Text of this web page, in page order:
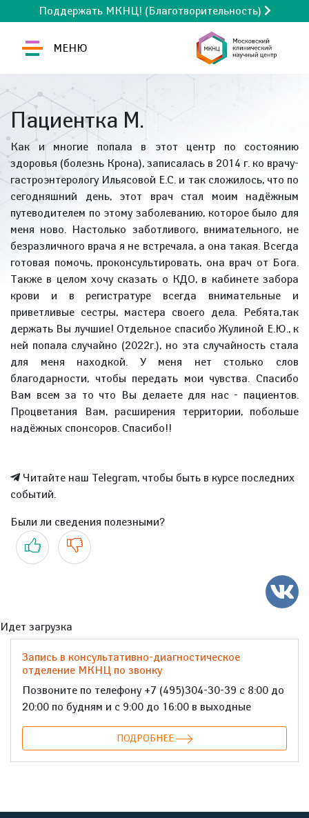
Поддержать МКНЦ! (Благотворительность)
МЕНЮ
Пациентка М.
Как и многие попала в этот центр по состоянию
здоровья (болезнь Крона), записалась в 2014 г. ко врачу-
гастроэнтерологу Ильясовой Е.С. и так сложилось, что по
сегодняшний день, этот врач стал моим надёжным
путеводителем по этому заболеванию, которое было для
меня ново. Настолько заботливого, внимательного, не
безразличного врача я не встречала, а она такая. Всегда
готовая помочь, проконсультировать, она врач от Бога.
Также в целом хочу сказать о КДО, в кабинете забора
крови и в регистратуре всегда внимательные и
приветливые сестры, мастера своего дела. Ребята,так
держать Вы лучшие! Отдельное спасибо Жулиной Е.Ю., к
ней попала случайно (2022г.), но эта случайность стала
для меня находкой. У меня нет столько слов
благодарности, чтобы передать мои чувства. Спасибо
Вам всем за то что Вы делаете для нас - пациентов.
Процветания Вам, расширения территории, побольше
надёжных спонсоров. Спасибо!!
Читайте наш Telegram, чтобы быть в курсе последних
событий.
Были ли сведения полезными?
Да Нет
Идет загрузка
Запись в консультативно-диагностическое
отделение МКНЦ по звонку
Позвоните по телефону +7 (495)304-30-39 с 8:00 до
20:00 по будням и с 9:00 до 16:00 в выходные
ПОДРОБНЕЕ